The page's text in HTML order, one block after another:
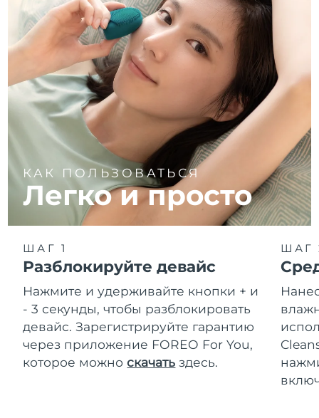
КАК ПОЛЬЗОВАТЬСЯ
Легко и просто
ШАГ 1
Разблокируйте девайс
Нажмите и удерживайте кнопки + и
- 3 секунды, чтобы разблокировать
девайс. Зарегистрируйте гарантию
через приложение FOREO For You,
которое можно скачать здесь.
ШАГ